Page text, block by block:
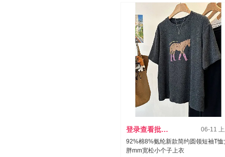
登录查看批发价
06-11
92%棉8%氨纶新款简约圆领短袖T恤
胖mm宽松小个子上衣